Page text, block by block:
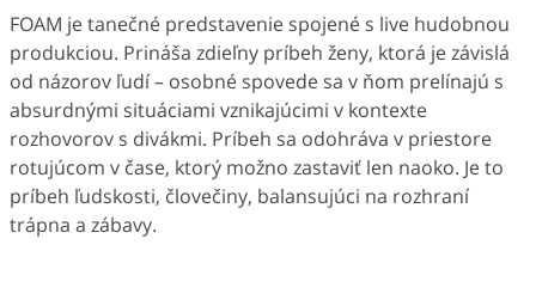
FOAM je tanečné predstavenie spojené s live hudobnou
produkciou. Prináša zdieľny príbeh ženy, ktorá je závislá
od názorov ľudí – osobné spovede sa v ňom prelínajú s
absurdnými situáciami vznikajúcimi v kontexte
rozhovorov s divákmi. Príbeh sa odohráva v priestore
rotujúcom v čase, ktorý možno zastaviť len naoko. Je to
príbeh ľudskosti, človečiny, balansujúci na rozhraní
trápna a zábavy.